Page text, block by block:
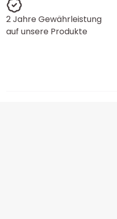
2 Jahre Gewährleistung
auf unsere Produkte